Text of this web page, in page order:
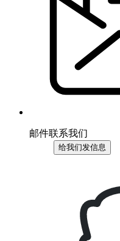
邮件联系我们
给我们发信息